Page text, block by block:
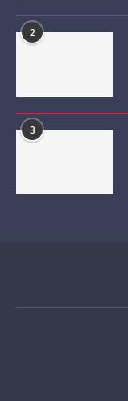
2
3